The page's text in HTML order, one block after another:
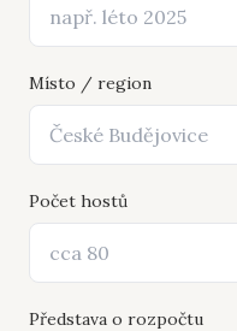
Místo / region
Počet hostů
Představa o rozpočtu